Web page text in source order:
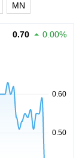
MN
0.70 0.00%